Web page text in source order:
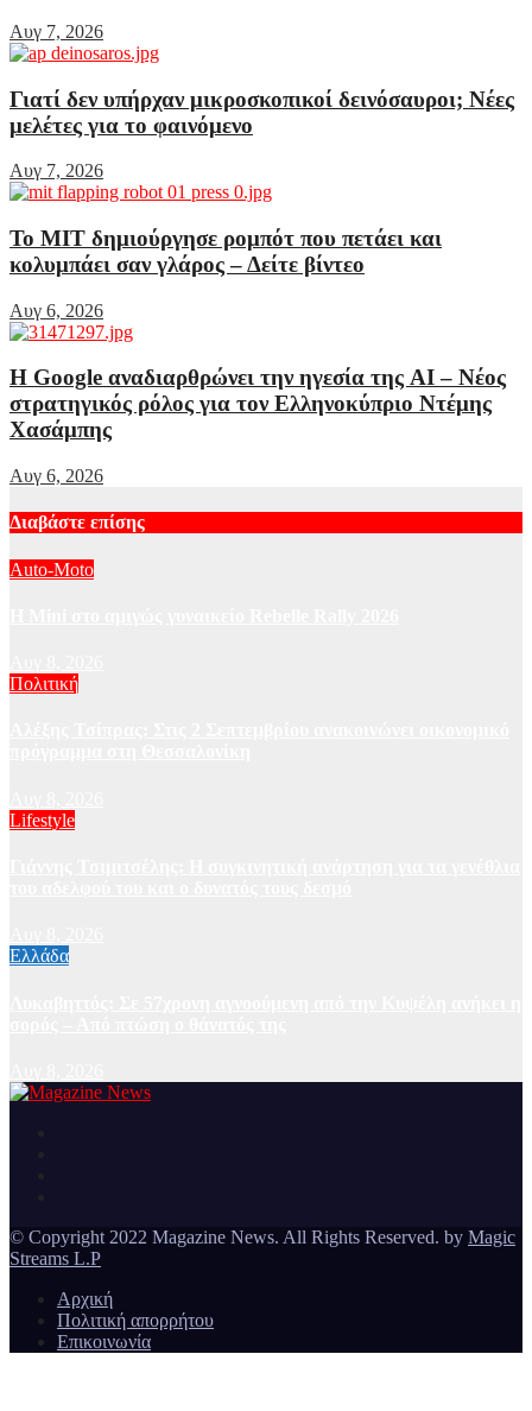
Αυγ 7, 2026
Γιατί δεν υπήρχαν μικροσκοπικοί δεινόσαυροι; Νέες
μελέτες για το φαινόμενο
Αυγ 7, 2026
Το MIT δημιούργησε ρομπότ που πετάει και
κολυμπάει σαν γλάρος – Δείτε βίντεο
Αυγ 6, 2026
Η Google αναδιαρθρώνει την ηγεσία της AI – Νέος
στρατηγικός ρόλος για τον Ελληνοκύπριο Ντέμης
Χασάμπης
Αυγ 6, 2026
Διαβάστε επίσης
Auto-Moto
Πολιτική
Lifestyle
Ελλάδα
© Copyright 2022 Magazine News. All Rights Reserved. by Magic
Streams L.P
Αρχική
Πολιτική απορρήτου
Επικοινωνία